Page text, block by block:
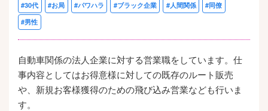
#30代 #お局 #パワハラ #ブラック企業 #人間関係
#同僚
#男性
自動車関係の法人企業に対する営業職をしています。仕
事内容としてはお得意様に対しての既存のルート販売
や、新規お客様獲得のための飛び込み営業なども行いま
す。